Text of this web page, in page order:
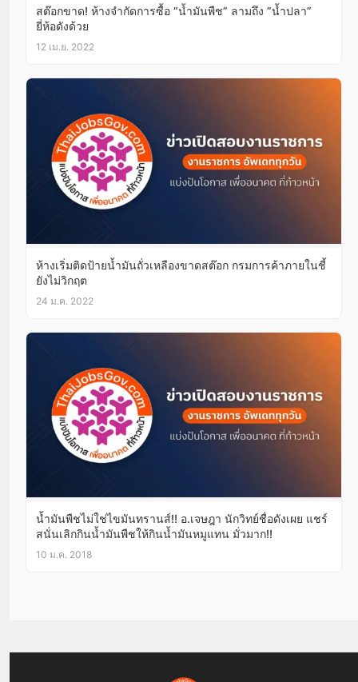
สต๊อกขาด! ห้างจำกัดการซื้อ “น้ำมันพืช” ลามถึง ”น้ำปลา”
ยี่ห้อดังด้วย
12 เม.ย. 2022
ห้างเริ่มติดป้ายน้ำมันถั่วเหลืองขาดสต๊อก กรมการค้าภายในชี้
ยังไม่วิกฤต
24 ม.ค. 2022
น้ำมันพืชไม่ใช่ไขมันทรานส์!! อ.เจษฎา นักวิทย์ชื่อดังเผย แชร์
สนั่นเลิกกินน้ำมันพืชให้กินน้ำมันหมูแทน มั่วมาก!!
10 ม.ค. 2018